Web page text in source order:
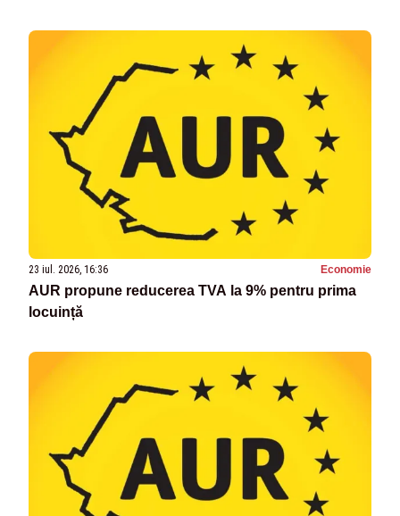
23 iul. 2026, 16:36 Economie
AUR propune reducerea TVA la 9% pentru prima
locuință